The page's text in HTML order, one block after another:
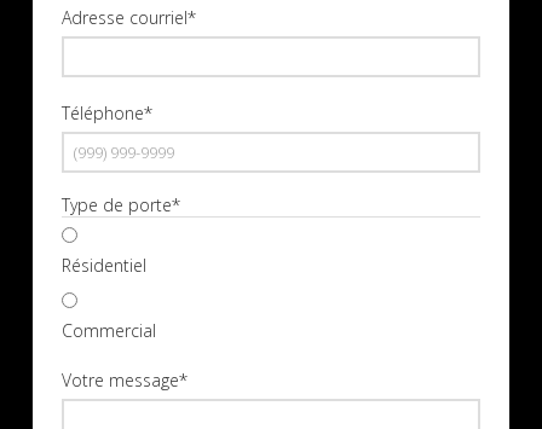
Adresse courriel*
Téléphone*
Type de porte*
Résidentiel
Commercial
Votre message*